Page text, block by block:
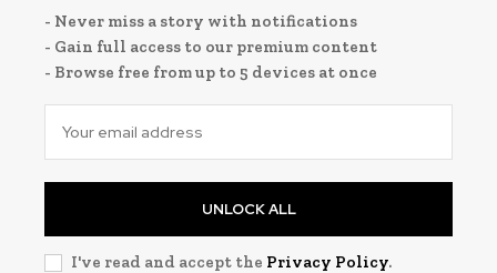
- Never miss a story with notifications
- Gain full access to our premium content
- Browse free from up to 5 devices at once
UNLOCK ALL
I've read and accept the Privacy Policy.